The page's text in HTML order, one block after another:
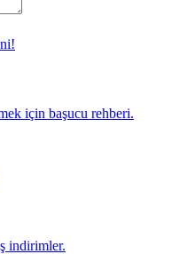
için başucu rehberi.
indirimler.